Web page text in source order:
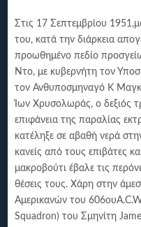
Στις 17 Σεπτεμβρίου
του, κατά την διάρκεια
προωθημένο πεδίο
Ντο, με κυβερνήτη τον
τον Ανθυποσμηναγό Κ
Ίων Χρυσολωράς, ο δεξιός
επιφάνεια της παραλίας
κατέληξε σε αβαθή νερά
κανείς από τους επιβάτες
μακροβούτι έβαλε τις
θέσεις τους. Χάρη στην
Αμερικανών του
Squadron) του Σμηνίτη